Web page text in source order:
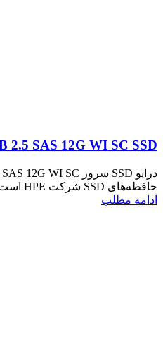
2.5 SAS 12G WI SC SSD
حافظه‌های SSD شرکت HPE است که با تکیه بر تکنولوژی SAS 1...
ادامه مطلب